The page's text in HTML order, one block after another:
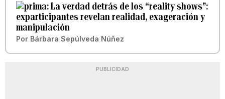
La verdad detrás de los “reality shows”:
exparticipantes revelan realidad, exageración y
manipulación
Por Bárbara Sepúlveda Núñez
PUBLICIDAD